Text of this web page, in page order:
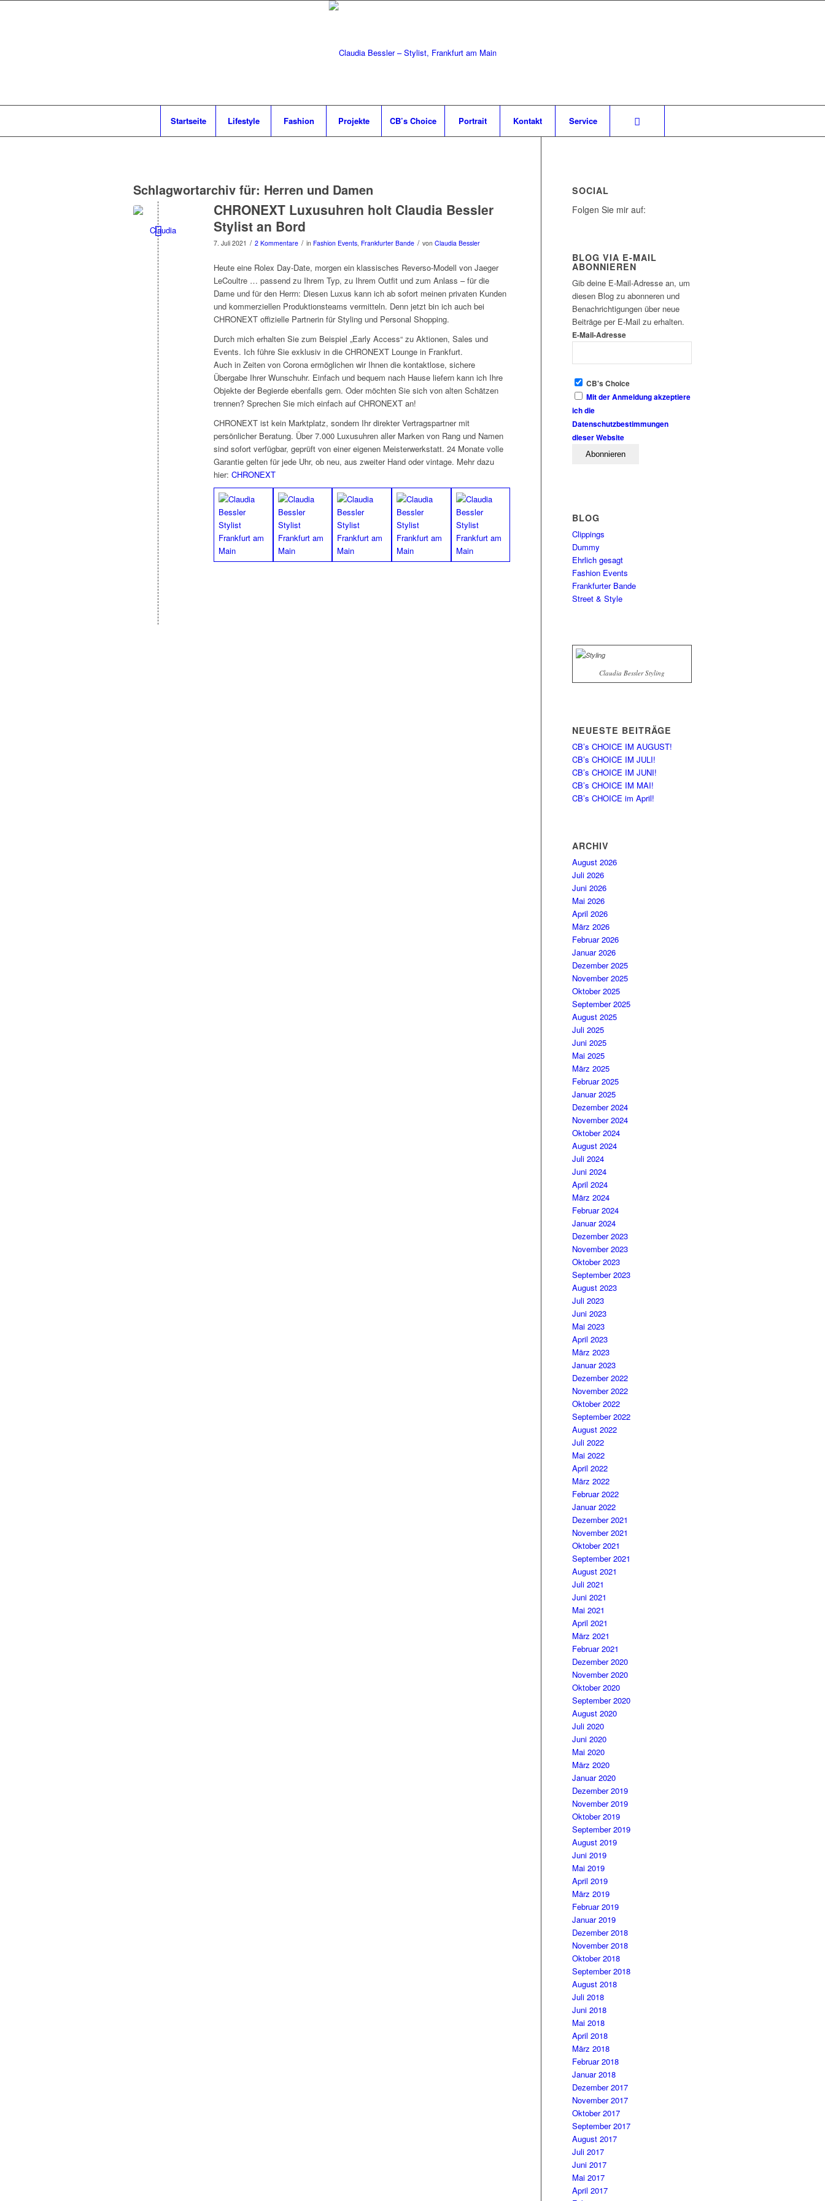
Startseite Lifestyle Fashion Projekte CB’s Choice Portrait Kontakt Service
Schlagwortarchiv für: Herren und Damen
CHRONEXT Luxusuhren holt Claudia Bessler
Stylist an Bord
7. Juli 2021 / 2 Kommentare / in Fashion Events, Frankfurter Bande / von Claudia Bessler
Heute eine Rolex Day-Date, morgen ein klassisches Reverso-Modell von Jaeger
LeCoultre … passend zu Ihrem Typ, zu Ihrem Outfit und zum Anlass – für die
Dame und für den Herrn: Diesen Luxus kann ich ab sofort meinen privaten Kunden
und kommerziellen Produktionsteams vermitteln. Denn jetzt bin ich auch bei
CHRONEXT offizielle Partnerin für Styling und Personal Shopping.
Durch mich erhalten Sie zum Beispiel „Early Access“ zu Aktionen, Sales und
Events. Ich führe Sie exklusiv in die CHRONEXT Lounge in Frankfurt.
Auch in Zeiten von Corona ermöglichen wir Ihnen die kontaktlose, sichere
Übergabe Ihrer Wunschuhr. Einfach und bequem nach Hause liefern kann ich Ihre
Objekte der Begierde ebenfalls gern. Oder möchten Sie sich von alten Schätzen
trennen? Sprechen Sie mich einfach auf CHRONEXT an!
CHRONEXT ist kein Marktplatz, sondern Ihr direkter Vertragspartner mit
persönlicher Beratung. Über 7.000 Luxusuhren aller Marken von Rang und Namen
sind sofort verfügbar, geprüft von einer eigenen Meisterwerkstatt. 24 Monate volle
Garantie gelten für jede Uhr, ob neu, aus zweiter Hand oder vintage. Mehr dazu
hier: CHRONEXT
SOCIAL
Folgen Sie mir auf:
BLOG VIA E-MAIL
ABONNIEREN
Gib deine E-Mail-Adresse an, um
diesen Blog zu abonneren und
Benachrichtigungen über neue
Beiträge per E-Mail zu erhalten.
E-Mail-Adresse
CB's Choice
Mit der Anmeldung akzeptiere
ich die
Datenschutzbestimmungen
dieser Website
BLOG
Clippings
Dummy
Ehrlich gesagt
Fashion Events
Frankfurter Bande
Street & Style
Claudia Bessler Styling
NEUESTE BEITRÄGE
CB’s CHOICE IM AUGUST!
CB’s CHOICE IM JULI!
CB’s CHOICE IM JUNI!
CB’s CHOICE IM MAI!
CB’s CHOICE im April!
ARCHIV
August 2026
Juli 2026
Juni 2026
Mai 2026
April 2026
März 2026
Februar 2026
Januar 2026
Dezember 2025
November 2025
Oktober 2025
September 2025
August 2025
Juli 2025
Juni 2025
Mai 2025
März 2025
Februar 2025
Januar 2025
Dezember 2024
November 2024
Oktober 2024
August 2024
Juli 2024
Juni 2024
April 2024
März 2024
Februar 2024
Januar 2024
Dezember 2023
November 2023
Oktober 2023
September 2023
August 2023
Juli 2023
Juni 2023
Mai 2023
April 2023
März 2023
Januar 2023
Dezember 2022
November 2022
Oktober 2022
September 2022
August 2022
Juli 2022
Mai 2022
April 2022
März 2022
Februar 2022
Januar 2022
Dezember 2021
November 2021
Oktober 2021
September 2021
August 2021
Juli 2021
Juni 2021
Mai 2021
April 2021
März 2021
Februar 2021
Dezember 2020
November 2020
Oktober 2020
September 2020
August 2020
Juli 2020
Juni 2020
Mai 2020
März 2020
Januar 2020
Dezember 2019
November 2019
Oktober 2019
September 2019
August 2019
Juni 2019
Mai 2019
April 2019
März 2019
Februar 2019
Januar 2019
Dezember 2018
November 2018
Oktober 2018
September 2018
August 2018
Juli 2018
Juni 2018
Mai 2018
April 2018
März 2018
Februar 2018
Januar 2018
Dezember 2017
November 2017
Oktober 2017
September 2017
August 2017
Juli 2017
Juni 2017
Mai 2017
April 2017